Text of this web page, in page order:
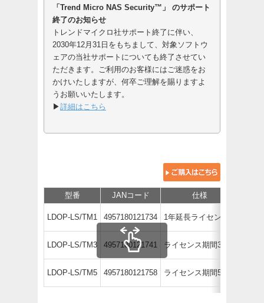
「Trend Micro NAS Security™」 のサポート
終了のお知らせ
トレンドマイクロ社サポート終了に伴い、
2030年12月31日をもちまして、対象ソフトウ
ェアの当社サポートについても終了させてい
ただきます。ご利用のお客様にはご迷惑をお
かけいたしますが、何卒ご理解を賜りますよ
うお願いいたします。
▶詳細はこちら
型番 JANコード 仕様
LDOP-LS/TM1 4957180121734 1年延長ライセンス
LDOP-LS/TM3 4957180121741 ライセンス期間3年
LDOP-LS/TM5 4957180121758 ライセンス期間5年